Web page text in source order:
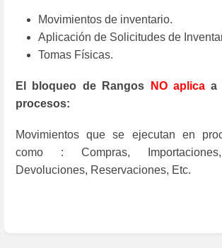
Movimientos de inventario.
Aplicación de Solicitudes de
Tomas Físicas.
El bloqueo de Rangos NO aplicaa
procesos:
Movimientos que se ejecutan en
como : Compras,
Devoluciones, Reservaciones, Etc.